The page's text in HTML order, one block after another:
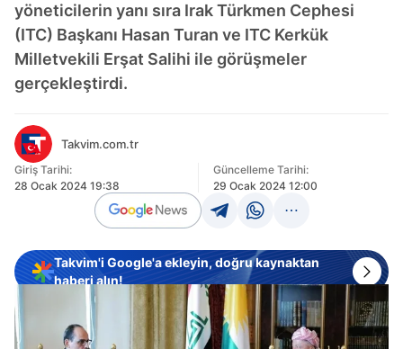
yöneticilerin yanı sıra Irak Türkmen Cephesi
(ITC) Başkanı Hasan Turan ve ITC Kerkük
Milletvekili Erşat Salihi ile görüşmeler
gerçekleştirdi.
Takvim.com.tr
Giriş Tarihi:
28 Ocak 2024 19:38
Güncelleme Tarihi:
29 Ocak 2024 12:00
Takvim'i Google'a ekleyin, doğru kaynaktan
haberi alın!